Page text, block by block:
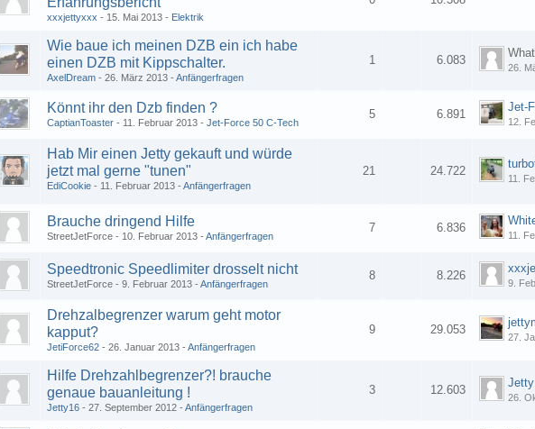
xxxjettyxxx 15. Mai 2013 Elektrik
Wie baue ich meinen DZB ein ich habe
einen DZB mit Kippschalter.
AxelDream 26. März 2013 Anfängerfragen
1 6.083
26.
Könnt ihr den Dzb finden ?
CaptianToaster 11. Februar 2013 Jet-Force 50 C-Tech
5 6.891
Jet-
12.
Hab Mir einen Jetty gekauft und würde
jetzt mal gerne "tunen"
EdiCookie 11. Februar 2013 Anfängerfragen
21 24.722
11.
Brauche dringend Hilfe
StreetJetForce 10. Februar 2013 Anfängerfragen
7 6.836
11.
Speedtronic Speedlimiter drosselt nicht
StreetJetForce 9. Februar 2013 Anfängerfragen
8 8.226
9.
Drehzalbegrenzer warum geht motor
kapput?
JetiForce62 26. Januar 2013 Anfängerfragen
9 29.053
27.
Hilfe Drehzahlbegrenzer?! brauche
genaue bauanleitung !
Jetty16 27. September 2012 Anfängerfragen
3 12.603
26.